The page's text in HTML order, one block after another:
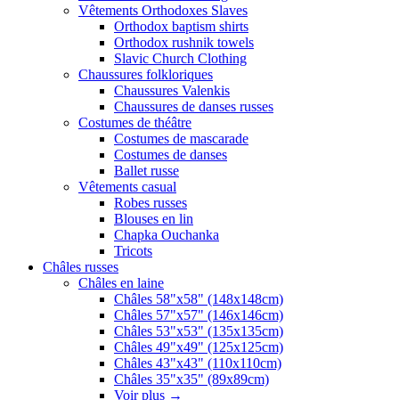
Vêtements Orthodoxes Slaves
Orthodox baptism shirts
Orthodox rushnik towels
Slavic Church Clothing
Chaussures folkloriques
Chaussures Valenkis
Chaussures de danses russes
Costumes de théâtre
Costumes de mascarade
Costumes de danses
Ballet russe
Vêtements casual
Robes russes
Blouses en lin
Chapka Ouchanka
Tricots
Châles russes
Châles en laine
Châles 58"x58" (148x148cm)
Châles 57"x57" (146x146cm)
Châles 53"x53" (135x135cm)
Châles 49"x49" (125x125cm)
Châles 43"x43" (110x110cm)
Châles 35"x35" (89x89cm)
Voir plus →